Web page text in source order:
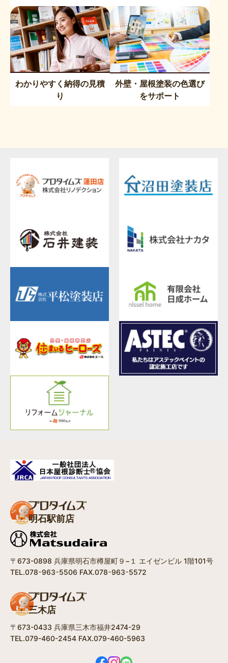
わかりやすく納得の見積
り
外壁・屋根塗装の色選び
をサポート
明石駅前店
〒673-0898 兵庫県明石市樽屋町９−１ エイゼンビル 1階101号
TEL.078ｰ963ｰ5506 FAX.078ｰ963ｰ5572
三木店
〒673-0433 兵庫県三木市福井2474-29
TEL.079-460-2454 FAX.079-460-5963